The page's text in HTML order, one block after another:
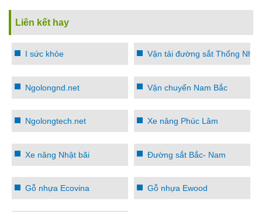
Liên kết hay
I sức khỏe Vận tải đường sắt Thống Nhất
Ngolongnd.net Vận chuyển Nam Bắc
Ngolongtech.net Xe nâng Phúc Lâm
Xe nâng Nhật bãi Đường sắt Bắc- Nam
Gỗ nhựa Ecovina Gỗ nhựa Ewood